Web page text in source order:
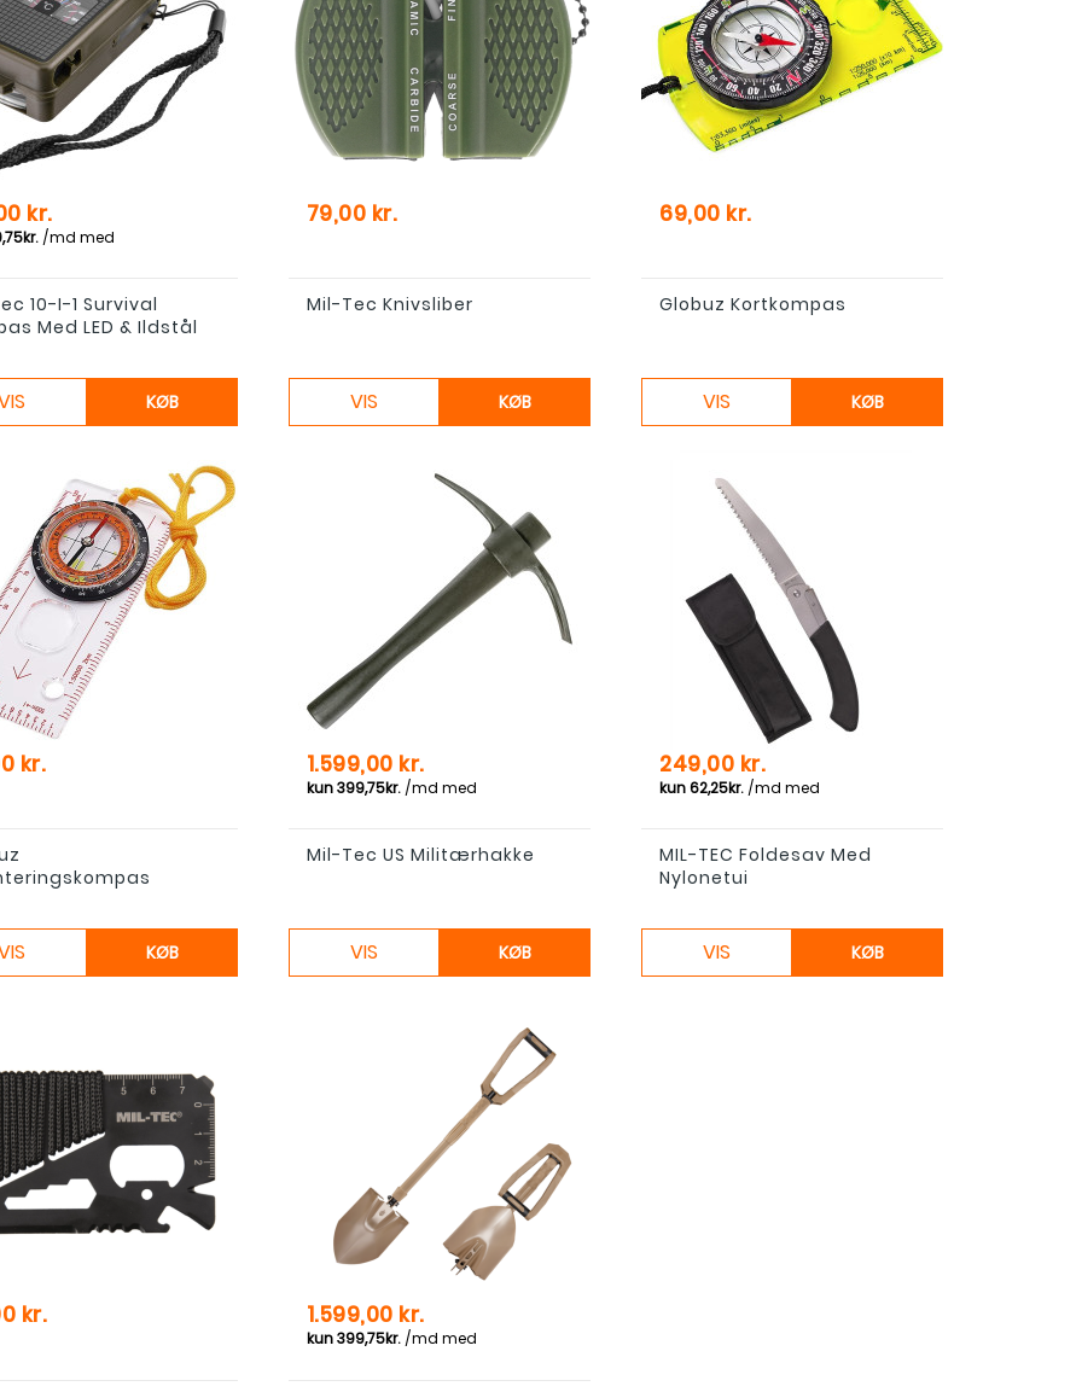
kr.
10-I-1 Survival
Med LED & Ildstål
KØB
Pris
79,00 kr.
Mil-Tec Knivsliber
VIS KØB
Pris
69,00 kr.
Globuz Kortkompas
VIS KØB
kr.
KØB
Pris
1.599,00 kr.
Mil-Tec US Militærhakke
VIS KØB
Pris
249,00 kr.
MIL-TEC Foldesav Med
Nylonetui
VIS KØB
kr. Pris
1.599,00 kr.